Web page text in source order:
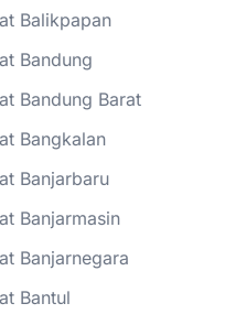
Balikpapan
Bandung
Bandung Barat
Bangkalan
Banjarbaru
Banjarmasin
Banjarnegara
Bantul